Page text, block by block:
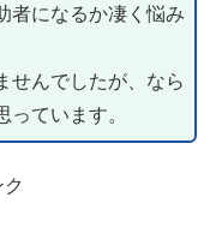
者になるか凄く悩み
せんでしたが、なら
ています。